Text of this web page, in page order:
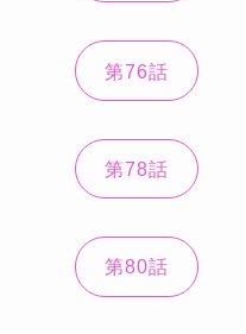
第76話
第78話
第80話